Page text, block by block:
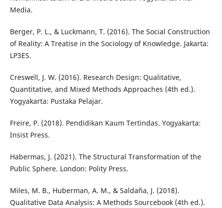
Media.
Berger, P. L., & Luckmann, T. (2016). The Social Construction
of Reality: A Treatise in the Sociology of Knowledge. Jakarta:
LP3ES.
Creswell, J. W. (2016). Research Design: Qualitative,
Quantitative, and Mixed Methods Approaches (4th ed.).
Yogyakarta: Pustaka Pelajar.
Freire, P. (2018). Pendidikan Kaum Tertindas. Yogyakarta:
Insist Press.
Habermas, J. (2021). The Structural Transformation of the
Public Sphere. London: Polity Press.
Miles, M. B., Huberman, A. M., & Saldaña, J. (2018).
Qualitative Data Analysis: A Methods Sourcebook (4th ed.).